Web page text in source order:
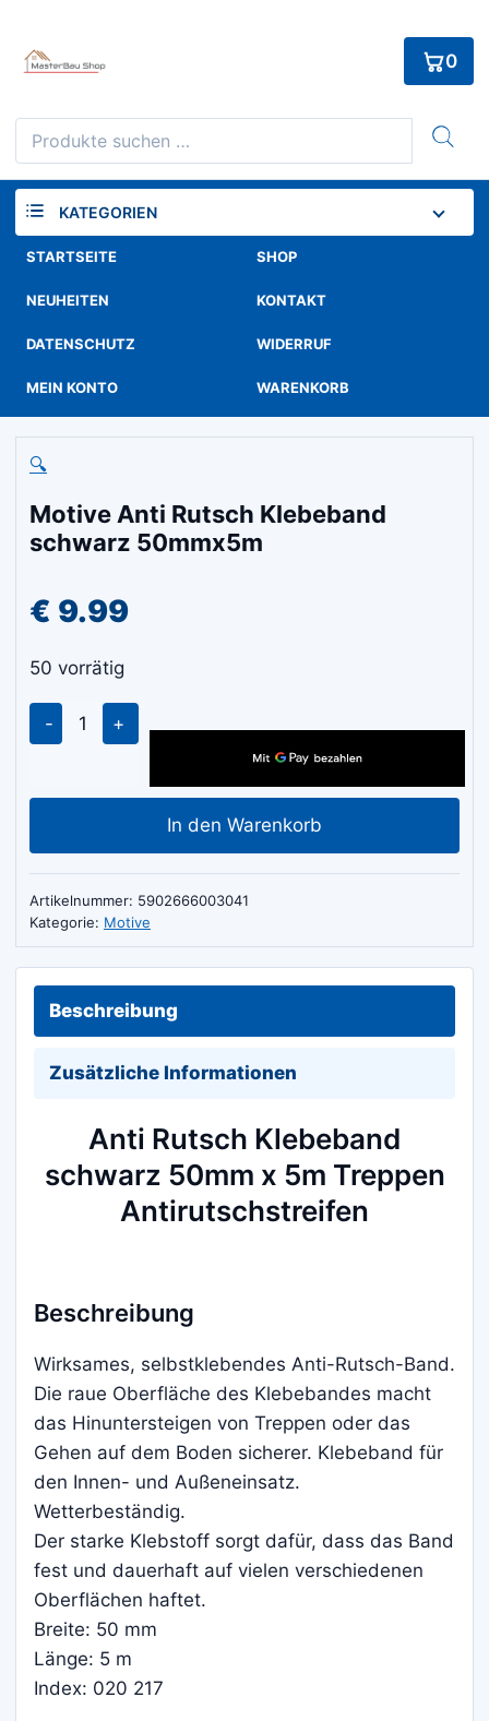
content
Suchen
nach:
0
KATEGORIEN
STARTSEITE SHOP
NEUHEITEN KONTAKT
DATENSCHUTZ WIDERRUF
MEIN KONTO WARENKORB
🔍
Motive Anti Rutsch Klebeband
schwarz 50mmx5m
€ 9.99
50 vorrätig
Motive
Klebeband
Menge
In den Warenkorb
Artikelnummer: 5902666003041
Kategorie: Motive
Beschreibung
Zusätzliche Informationen
Anti Rutsch Klebeband
schwarz 50mm x 5m Treppen
Antirutschstreifen
Beschreibung
Wirksames, selbstklebendes Anti-Rutsch-Band.
Die raue Oberfläche des Klebebandes macht
das Hinuntersteigen von Treppen oder das
Gehen auf dem Boden sicherer. Klebeband für
den Innen- und Außeneinsatz.
Wetterbeständig.
Der starke Klebstoff sorgt dafür, dass das Band
fest und dauerhaft auf vielen verschiedenen
Oberflächen haftet.
Breite: 50 mm
Länge: 5 m
Index: 020 217